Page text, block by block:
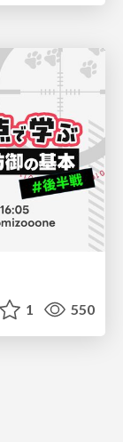
1 550